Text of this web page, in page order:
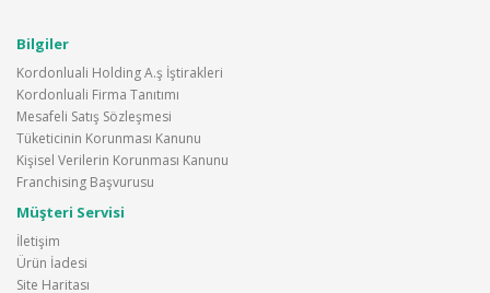
Bilgiler
Kordonluali Holding A.ş İştirakleri
Kordonluali Firma Tanıtımı
Mesafeli Satış Sözleşmesi
Tüketicinin Korunması Kanunu
Kişisel Verilerin Korunması Kanunu
Franchising Başvurusu
Müşteri Servisi
İletişim
Ürün İadesi
Site Haritası